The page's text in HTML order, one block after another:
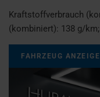
Kraftstoffverbrauch
(kombiniert): 138 g/km;
FAHRZEUG